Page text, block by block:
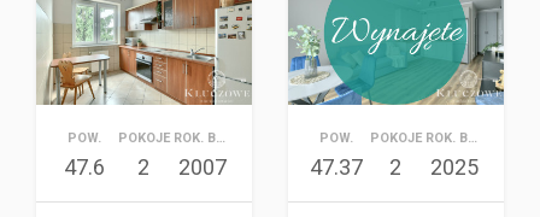
POW.
47.6
POKOJE
2
ROK. BUD.
2007
POW.
47.37
POKOJE
2
ROK. BUD.
2025